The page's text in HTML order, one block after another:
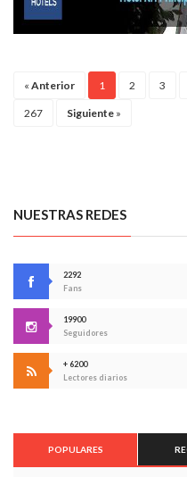
« Anterior 1 2 3
267 Siguiente »
NUESTRAS REDES
2292
Fans
19900
Seguidores
+ 6200
Lectores diarios
POPULARES